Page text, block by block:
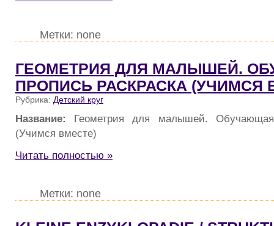
Метки: none
ГЕОМЕТРИЯ ДЛЯ МАЛЫШЕЙ.
ПРОПИСЬ РАСКРАСКА (УЧИМСЯ
Рубрика: Детский круг
Название: Геометрия для малышей. Обучающая
(Учимся вместе)
Читать полностью »
Метки: none